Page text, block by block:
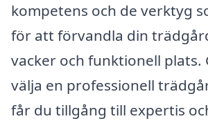
kompetens och de verktyg
för att förvandla din
vacker och funktionell plats.
välja en professionell
får du tillgång till expertis